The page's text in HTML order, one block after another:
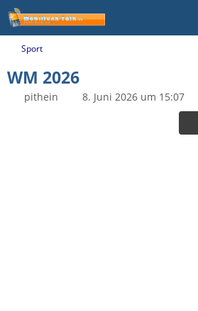
Sport
WM 2026
pithein 8. Juni 2026 um 15:07